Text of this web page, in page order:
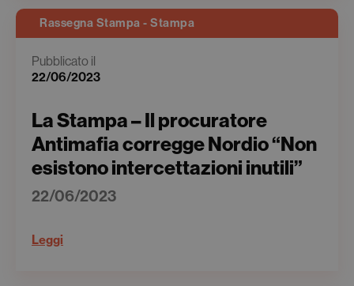
Rassegna Stampa - Stampa
Pubblicato il
22/06/2023
La Stampa – Il procuratore
Antimafia corregge Nordio “Non
esistono intercettazioni inutili”
22/06/2023
Leggi